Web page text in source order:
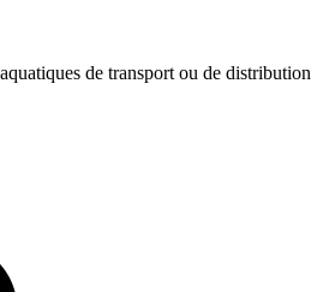
de transport ou de distribution